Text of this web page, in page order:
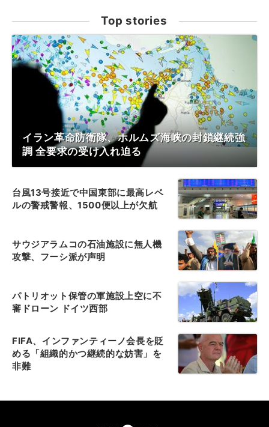
Top stories
イラン革命防衛隊、ホルムズ海峡の封鎖継続強
調 全要求の受け入れ迫る
台風13号接近で中国東部に最高レベ
ルの警戒警報、1500便以上が欠航
サウジアラムコの石油施設に無人機
攻撃、フーシ派が声明
パトリオット保管の軍施設上空に不
審ドローン ドイツ西部
FIFA、インファンティーノ会長を貶
める「組織的かつ継続的な妨害」を
非難